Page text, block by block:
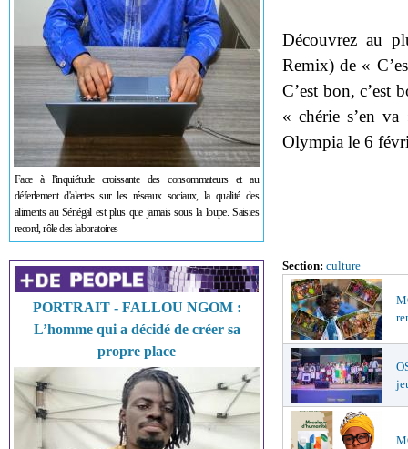
Face à l'inquiétude croissante des consommateurs et au
déferlement d'alertes sur les réseaux sociaux, la qualité des
aliments au Sénégal est plus que jamais sous la loupe. Saisies
record, rôle des laboratoires
PORTRAIT - FALLOU NGOM :
L’homme qui a décidé de créer sa
propre place
Découvrez au
Remix) de «
C’est bon, c’est
« chérie s’en
Olympia le 6
Section: culture